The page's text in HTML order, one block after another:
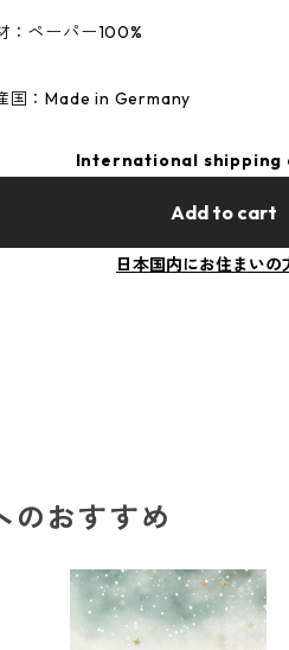
：ペーパー100%
国：Made in Germany
International shipping
Add to cart
日本国内にお住まいの
おすすめ